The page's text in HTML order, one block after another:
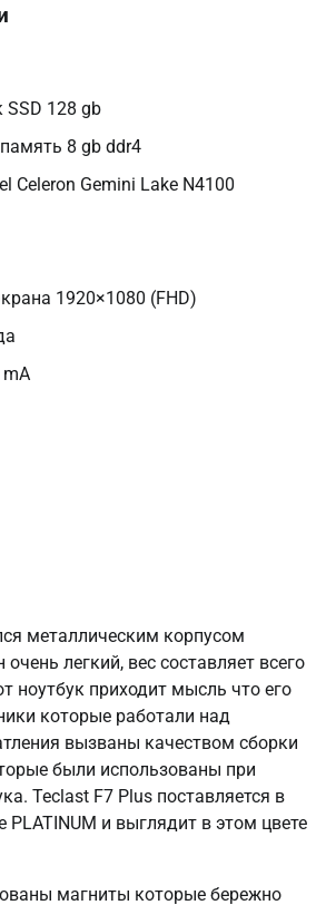
128 gb
8 gb ddr4
Celeron Gemini Lake N4100
1920×1080 (FHD)
металлическим корпусом
легкий, вес составляет всего
ноутбук приходит мысль что его
которые работали над
вызваны качеством сборки
были использованы при
Teclast F7 Plus поставляется в
PLATINUM и выглядит в этом цвете
магниты которые бережно